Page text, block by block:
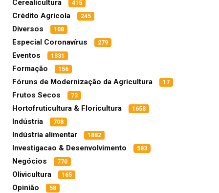
Cerealicultura 415
Crédito Agrícola 245
Diversos 108
Especial Coronavírus 279
Eventos 1831
Formação 156
Fóruns de Modernização da Agricultura 17
Frutos Secos 73
Hortofruticultura & Floricultura 1658
Indústria 708
Indústria alimentar 1882
Investigacao & Desenvolvimento 583
Negócios 770
Olivicultura 165
Opinião 58